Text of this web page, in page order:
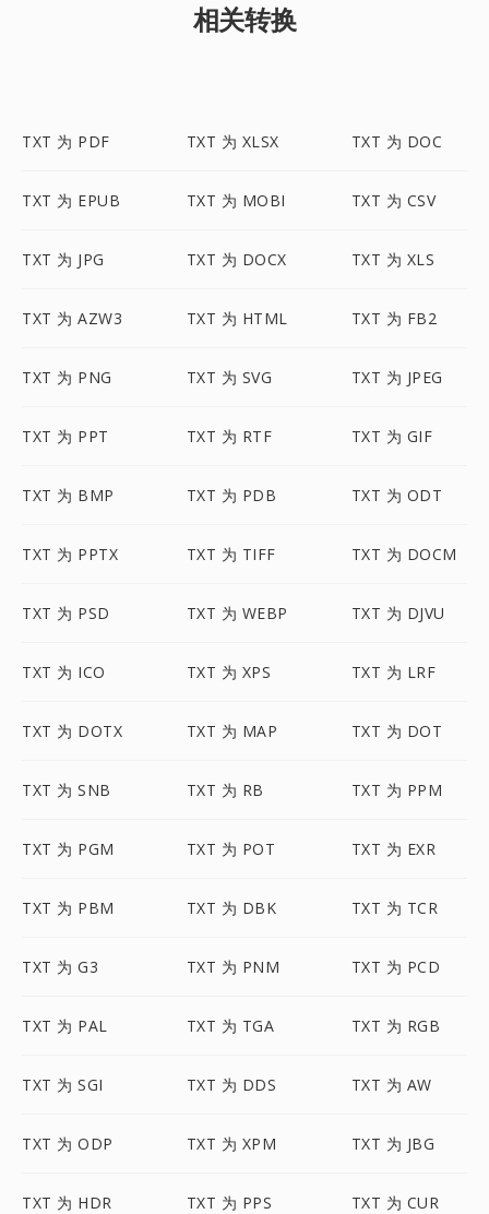
相关转换
TXT 为 PDF TXT 为 XLSX TXT 为 DOC
TXT 为 EPUB TXT 为 MOBI TXT 为 CSV
TXT 为 JPG TXT 为 DOCX TXT 为 XLS
TXT 为 AZW3 TXT 为 HTML TXT 为 FB2
TXT 为 PNG TXT 为 SVG TXT 为 JPEG
TXT 为 PPT TXT 为 RTF TXT 为 GIF
TXT 为 BMP TXT 为 PDB TXT 为 ODT
TXT 为 PPTX TXT 为 TIFF TXT 为 DOCM
TXT 为 PSD TXT 为 WEBP TXT 为 DJVU
TXT 为 ICO TXT 为 XPS TXT 为 LRF
TXT 为 DOTX TXT 为 MAP TXT 为 DOT
TXT 为 SNB TXT 为 RB TXT 为 PPM
TXT 为 PGM TXT 为 POT TXT 为 EXR
TXT 为 PBM TXT 为 DBK TXT 为 TCR
TXT 为 G3 TXT 为 PNM TXT 为 PCD
TXT 为 PAL TXT 为 TGA TXT 为 RGB
TXT 为 SGI TXT 为 DDS TXT 为 AW
TXT 为 ODP TXT 为 XPM TXT 为 JBG
TXT 为 HDR TXT 为 PPS TXT 为 CUR